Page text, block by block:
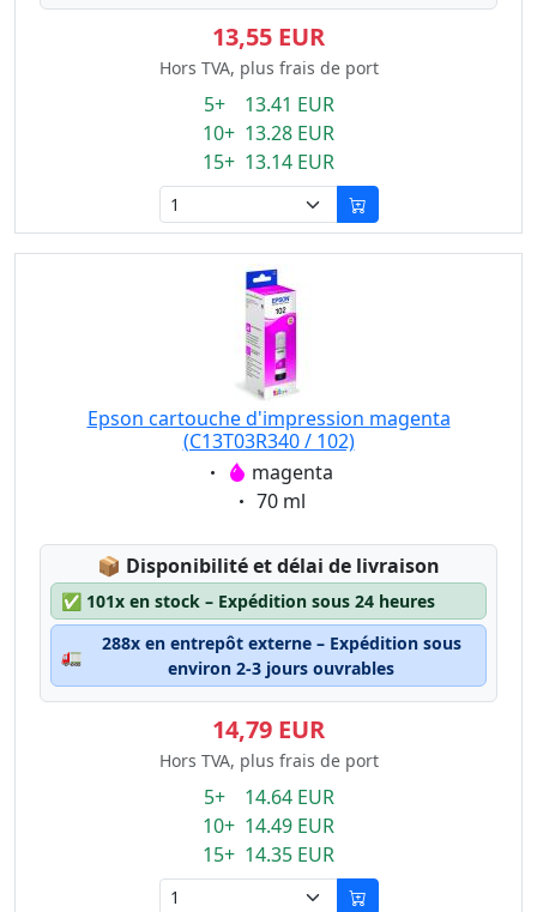
13,55 EUR
Hors TVA, plus frais de port
5+ 13.41 EUR
10+ 13.28 EUR
15+ 13.14 EUR
Epson cartouche d'impression magenta
(C13T03R340 / 102)
Eigenschaft:
magenta
Eigenschaft:
70 ml
📦 Lagerstatus:
Disponibilité et délai de livraison
✅ 101x en stock – Expédition sous 24 heures
🚛
288x en entrepôt externe – Expédition sous
environ 2-3 jours ouvrables
14,79 EUR
Hors TVA, plus frais de port
5+ 14.64 EUR
10+ 14.49 EUR
15+ 14.35 EUR